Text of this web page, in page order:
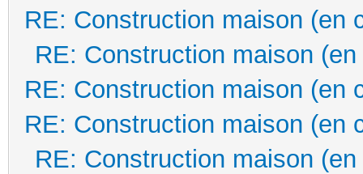
RE: Construction maison (en
RE: Construction maison
RE: Construction maison (en
RE: Construction maison (en
RE: Construction maison